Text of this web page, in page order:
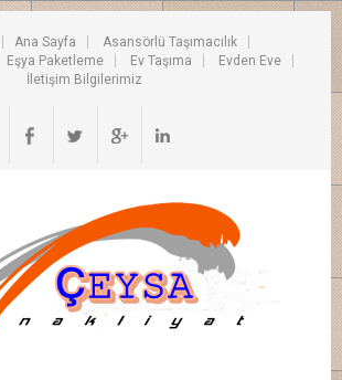
Ana Sayfa
Asansörlü Taşımacılık
Eşya Paketleme Ev Taşıma
Evden Eve
İletişim Bilgilerimiz